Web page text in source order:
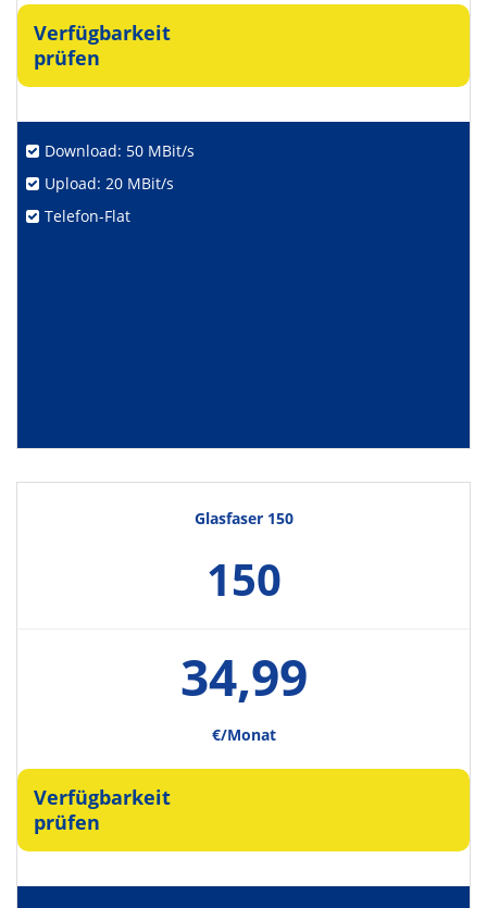
Verfügbarkeit
prüfen
Download: 50 MBit/s
Upload: 20 MBit/s
Telefon-Flat
Glasfaser 150
150
34,99
€/Monat
Verfügbarkeit
prüfen